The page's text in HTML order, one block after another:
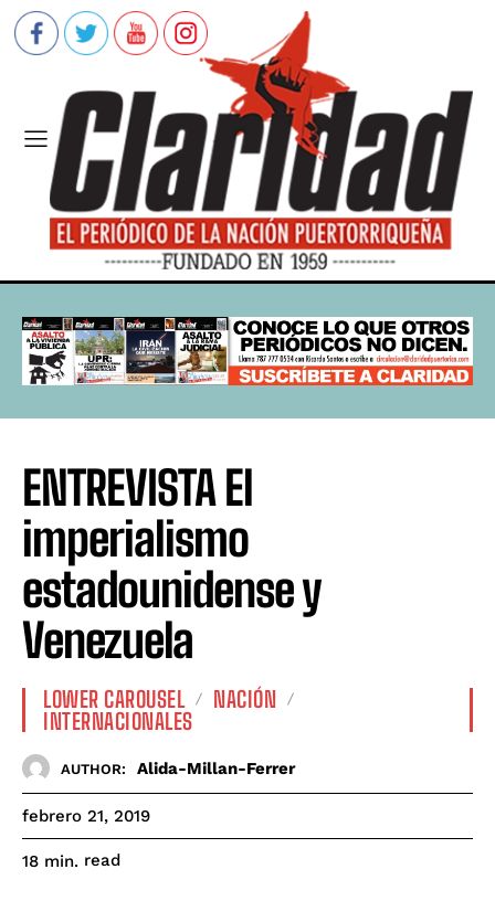
ENTREVISTA El
imperialismo
estadounidense y
Venezuela
LOWER CAROUSEL
NACIÓN
INTERNACIONALES
AUTHOR: Alida-Millan-Ferrer
febrero 21, 2019
18 min. read